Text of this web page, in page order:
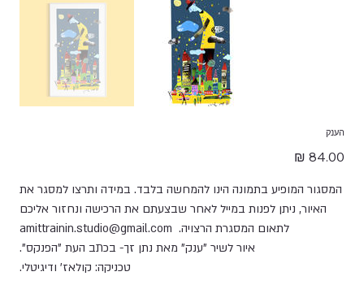
הענק
מחיר
המסגור המופיע בתמונה הינו להמחשה בלבד. במידה ותרצו למסגר את
האיור, ניתן לפנות במייל לאחר שבצעתם את הרכישה ונחזור אליכם
לתאום המסגרת הרצויה. amittrainin.studio@gmail.com
איור לשיר "ענק" מאת נתן זך- בכתב העת "הפנקס".
טכניקה: קולאז' ודיגיטלי.